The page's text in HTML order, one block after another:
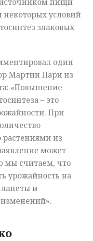
условий
злаковых
один
Мартин Пари из
«Повышение
– это
При
растениями из
может
мы считаем, что
урожайность на
и